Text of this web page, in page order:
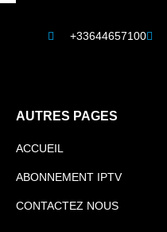
+33644657100
AUTRES PAGES
ACCUEIL
ABONNEMENT IPTV
CONTACTEZ NOUS